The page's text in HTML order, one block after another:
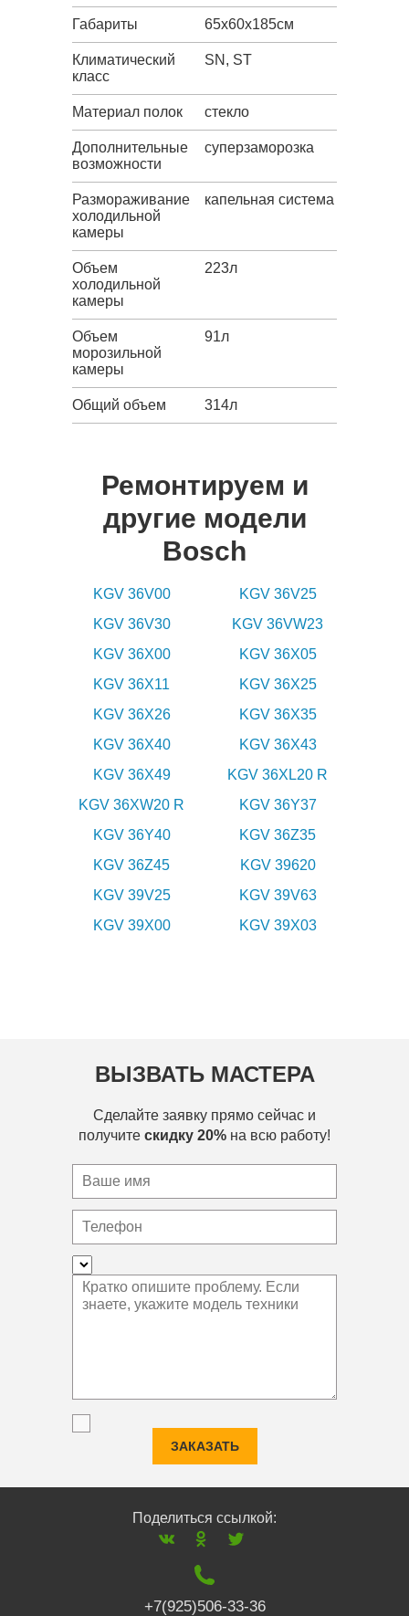
Габариты 65х60х185см
Климатический
класс
SN, ST
Материал полок стекло
Дополнительные
возможности
суперзаморозка
Размораживание
холодильной
камеры
капельная система
Объем
холодильной
камеры
223л
Объем
морозильной
камеры
91л
Общий объем 314л
Ремонтируем и
другие модели
Bosch
KGV 36V00
KGV 36V25
KGV 36V30
KGV 36VW23
KGV 36X00
KGV 36X05
KGV 36X11
KGV 36X25
KGV 36X26
KGV 36X35
KGV 36X40
KGV 36X43
KGV 36X49
KGV 36XL20 R
KGV 36XW20 R
KGV 36Y37
KGV 36Y40
KGV 36Z35
KGV 36Z45
KGV 39620
KGV 39V25
KGV 39V63
KGV 39X00
KGV 39X03
ВЫЗВАТЬ МАСТЕРА
Сделайте заявку прямо сейчас и
получите скидку 20% на всю работу!
ЗАКАЗАТЬ
Поделиться ссылкой:
+7(925)506-33-36